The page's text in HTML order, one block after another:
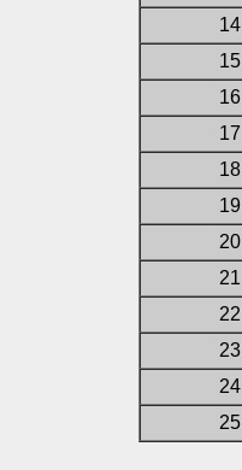
14
15
16
17
18
19
20
21
22
23
24
25